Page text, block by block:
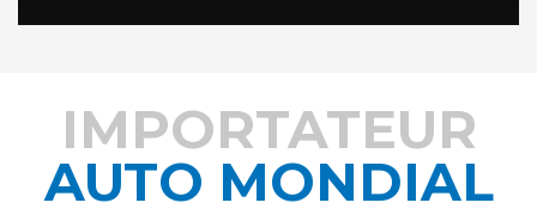
DÉCOUVREZ COMMENT
IMPORTATEUR
AUTO MONDIAL